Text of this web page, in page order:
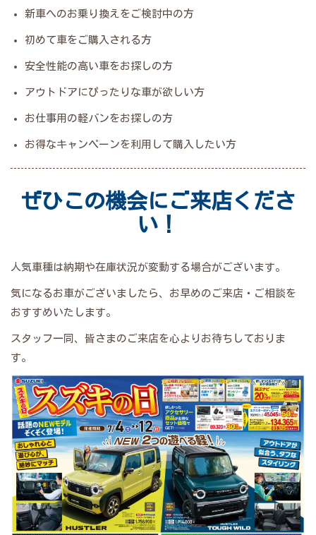
新車へのお乗り換えをご検討中の方
初めて車をご購入される方
安全性能の高い車をお探しの方
アウトドアにぴったりな車が欲しい方
お仕事用の軽バンをお探しの方
お得なキャンペーンを利用して購入したい方
ぜひこの機会にご来店くださ
い！
人気車種は納期や在庫状況が変動する場合がございます。
気になるお車がございましたら、お早めのご来店・ご相談を
おすすめいたします。
スタッフ一同、皆さまのご来店を心よりお待ちしておりま
す。